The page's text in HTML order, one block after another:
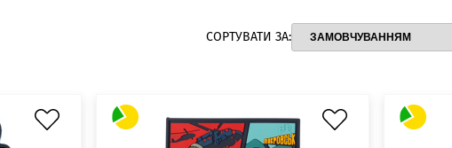
СОРТУВАТИ ЗА: